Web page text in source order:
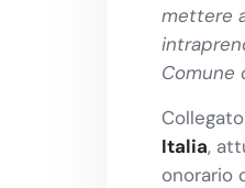
mettere
Comune
Italia,
onorario